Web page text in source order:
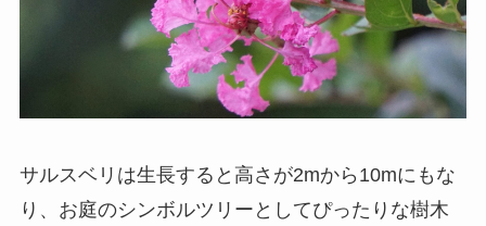
サルスベリは生長すると高さが2mから10mにもな
り、お庭のシンボルツリーとしてぴったりな樹木